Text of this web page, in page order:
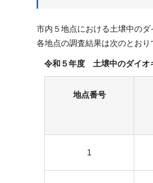
市内５地点における土壌中の
各地点の調査結果は次のとおり
令和５年度 土壌中のダイオ
地点番号
1